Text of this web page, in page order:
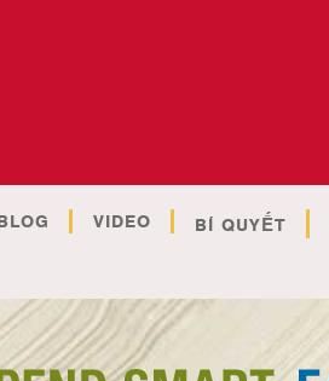
VIDEO BÍ QUYẾT